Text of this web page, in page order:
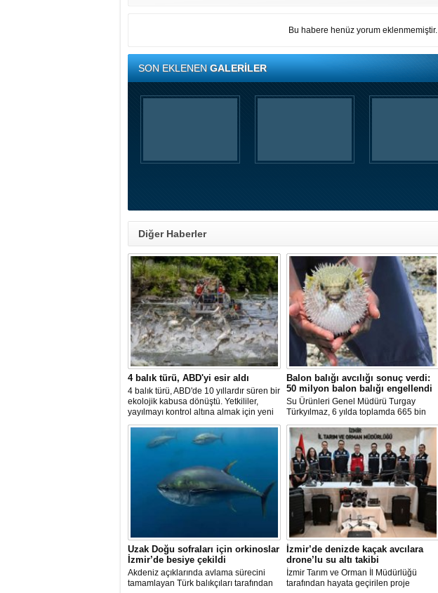
Bu habere henüz yorum eklenmemiştir.
SON EKLENENGALERİLER
Diğer Haberler
4 balık türü, ABD'yi esir aldı
4 balık türü, ABD'de 10 yıllardır süren bir
ekolojik kabusa dönüştü. Yetkililer,
yayılmayı kontrol altına almak için yeni
projeler geliştirirken, uzmanlar
tamamen yok edilmenin imkansız
olduğunu belirtiyor.
Balon balığı avcılığı sonuç verdi:
50 milyon balon balığı engellendi
Su Ürünleri Genel Müdürü Turgay
Türkyılmaz, 6 yılda toplamda 665 bin
balon balığının ekosistemden
uzaklaştırıldığını belirterek, "Balon balığı
avcılığı sayesinde, yaklaşık 50 milyon
yeni balon balığının ekosisteme
katılması önlendi." dedi.
Uzak Doğu sofraları için orkinoslar
İzmir’de besiye çekildi
Akdeniz açıklarında avlama sürecini
tamamlayan Türk balıkçıları tarafından
İzmir’de denizde kaçak avcılara
drone’lu su altı takibi
İzmir Tarım ve Orman İl Müdürlüğü
tarafından hayata geçirilen proje